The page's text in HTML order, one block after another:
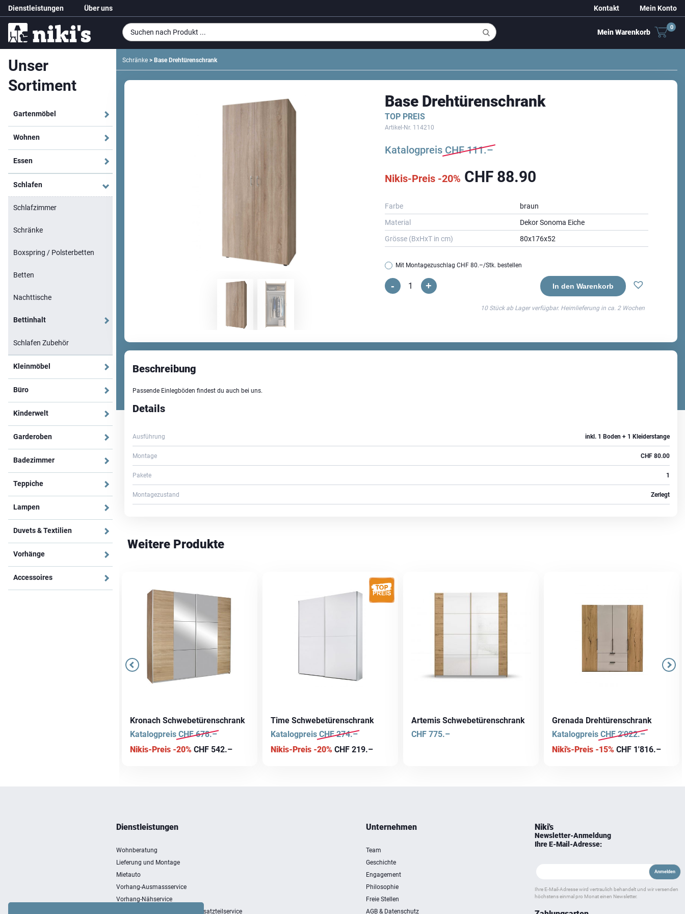
Dienstleistungen Über uns Kontakt Mein Konto
Mein Warenkorb
0
Unser
Sortiment
Gartenmöbel
Wohnen
Essen
Schlafen
Schlafzimmer
Schränke
Boxspring / Polsterbetten
Betten
Nachttische
Bettinhalt
Schlafen Zubehör
Kleinmöbel
Büro
Kinderwelt
Garderoben
Badezimmer
Teppiche
Lampen
Duvets & Textilien
Vorhänge
Accessoires
Schränke > Base Drehtürenschrank
Base Drehtürenschrank
TOP PREIS
Artikel-Nr. 114210
Katalogpreis CHF111.–
Nikis-Preis -20% CHF88.90
Farbe
braun
Material
Dekor Sonoma Eiche
Grösse (BxHxT in cm)
80x176x52
Mit Montagezuschlag CHF 80.–/Stk. bestellen
-
Base
+ In den Warenkorb
10 Stück ab Lager verfügbar. Heimlieferung in ca. 2 Wochen
Beschreibung
Passende Einlegböden findest du auch bei uns.
Details
Ausführung inkl. 1 Boden + 1 Kleiderstange
Montage CHF 80.00
Pakete 1
Montagezustand Zerlegt
Weitere Produkte
Kronach Schwebetürenschrank
Katalogpreis CHF678.–
Nikis-Preis -20% CHF 542.–
Time Schwebetürenschrank
Katalogpreis CHF274.–
Nikis-Preis -20% CHF 219.–
Artemis Schwebetürenschrank
CHF 775.–
Grenada Drehtürenschrank
Katalogpreis CHF2'022.–
Niki's-Preis -15% CHF 1'816.–
Dienstleistungen
Wohnberatung
Lieferung und Montage
Mietauto
Vorhang-Ausmassservice
Vorhang-Nähservice
Entsorgung, Einlagerung und Ersatzteilservice
Unternehmen
Team
Geschichte
Engagement
Philosophie
Freie Stellen
AGB & Datenschutz
Niki's
Newsletter-Anmeldung
Ihre E-Mail-Adresse:
Ihre E-Mail-Adresse wird vertraulich behandelt und wir versenden
höchstens einmal pro Monat einen Newsletter.